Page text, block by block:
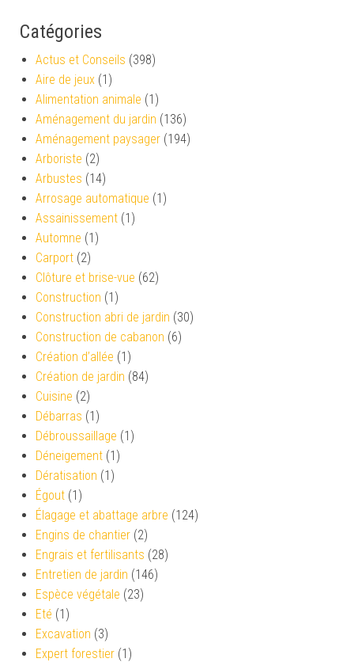
Catégories
Actus et Conseils (398)
Aire de jeux (1)
Alimentation animale (1)
Aménagement du jardin (136)
Aménagement paysager (194)
Arboriste (2)
Arbustes (14)
Arrosage automatique (1)
Assainissement (1)
Automne (1)
Carport (2)
Clôture et brise-vue (62)
Construction (1)
Construction abri de jardin (30)
Construction de cabanon (6)
Création d’allée (1)
Création de jardin (84)
Cuisine (2)
Débarras (1)
Débroussaillage (1)
Déneigement (1)
Dératisation (1)
Égout (1)
Élagage et abattage arbre (124)
Engins de chantier (2)
Engrais et fertilisants (28)
Entretien de jardin (146)
Espèce végétale (23)
Eté (1)
Excavation (3)
Expert forestier (1)